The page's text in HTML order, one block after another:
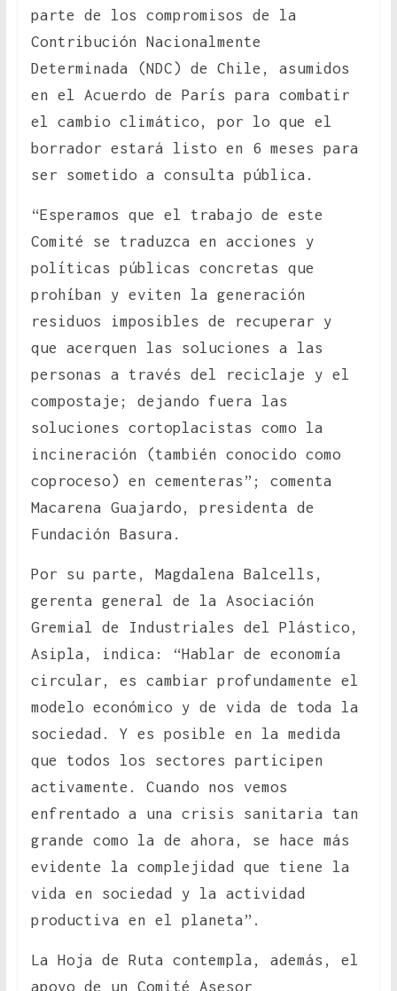
parte de los compromisos de la
Contribución Nacionalmente
Determinada (NDC) de Chile, asumidos
en el Acuerdo de París para combatir
el cambio climático, por lo que el
borrador estará listo en 6 meses para
ser sometido a consulta pública.
“Esperamos que el trabajo de este
Comité se traduzca en acciones y
políticas públicas concretas que
prohíban y eviten la generación
residuos imposibles de recuperar y
que acerquen las soluciones a las
personas a través del reciclaje y el
compostaje; dejando fuera las
soluciones cortoplacistas como la
incineración (también conocido como
coproceso) en cementeras”; comenta
Macarena Guajardo, presidenta de
Fundación Basura.
Por su parte, Magdalena Balcells,
gerenta general de la Asociación
Gremial de Industriales del Plástico,
Asipla, indica: “Hablar de economía
circular, es cambiar profundamente el
modelo económico y de vida de toda la
sociedad. Y es posible en la medida
que todos los sectores participen
activamente. Cuando nos vemos
enfrentado a una crisis sanitaria tan
grande como la de ahora, se hace más
evidente la complejidad que tiene la
vida en sociedad y la actividad
productiva en el planeta”.
La Hoja de Ruta contempla, además, el
apoyo de un Comité Asesor